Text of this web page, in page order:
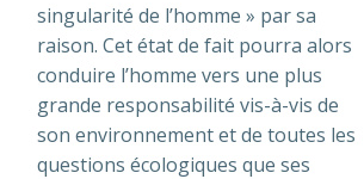
singularité de l’homme » par sa
raison. Cet état de fait pourra alors
conduire l’homme vers une plus
grande responsabilité vis-à-vis de
son environnement et de toutes les
questions écologiques que ses